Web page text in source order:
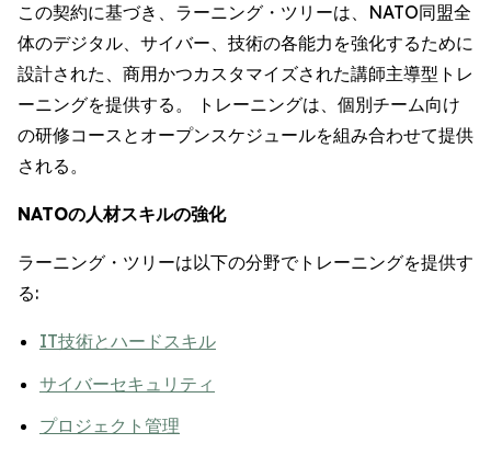
この契約に基づき、ラーニング・ツリーは、NATO同盟全
体のデジタル、サイバー、技術の各能力を強化するために
設計された、商用かつカスタマイズされた講師主導型トレ
ーニングを提供する。 トレーニングは、個別チーム向け
の研修コースとオープンスケジュールを組み合わせて提供
される。
NATOの人材スキルの強化
ラーニング・ツリーは以下の分野でトレーニングを提供す
る:
IT技術とハードスキル
サイバーセキュリティ
プロジェクト管理